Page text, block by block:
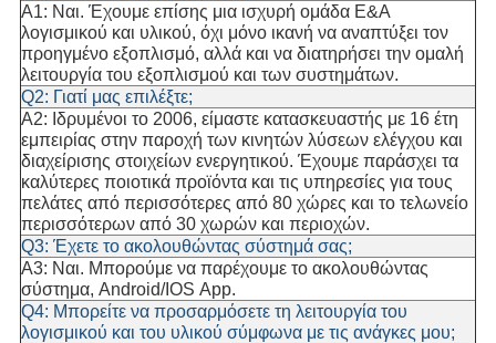
Α1: Ναι. Έχουμε επίσης μια ισχυρή ομάδα Ε&Α
λογισμικού και υλικού, όχι μόνο ικανή να αναπτύξει τον
προηγμένο εξοπλισμό, αλλά και να διατηρήσει την ομαλή
λειτουργία του εξοπλισμού και των συστημάτων.
Q2: Γιατί μας επιλέξτε;
A2: Ιδρυμένοι το 2006, είμαστε κατασκευαστής με 16 έτη
εμπειρίας στην παροχή των κινητών λύσεων ελέγχου και
διαχείρισης στοιχείων ενεργητικού. Έχουμε παράσχει τα
καλύτερες ποιοτικά προϊόντα και τις υπηρεσίες για τους
πελάτες από περισσότερες από 80 χώρες και το τελωνείο
περισσότερων από 30 χωρών και περιοχών.
Q3: Έχετε το ακολουθώντας σύστημά σας;
A3: Ναι. Μπορούμε να παρέχουμε το ακολουθώντας
σύστημα, Android/IOS App.
Q4: Μπορείτε να προσαρμόσετε τη λειτουργία του
λογισμικού και του υλικού σύμφωνα με τις ανάγκες μου;